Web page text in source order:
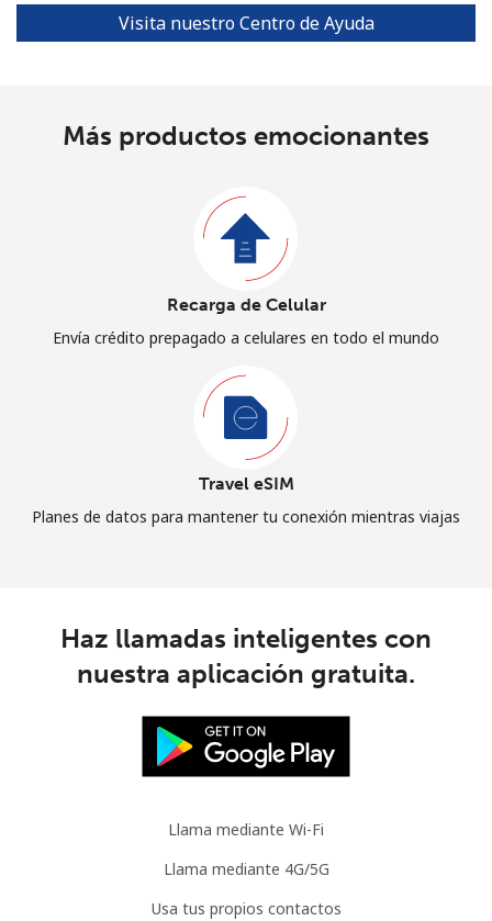
Visita nuestro Centro de Ayuda
Más productos emocionantes
Recarga de Celular
Envía crédito prepagado a celulares en todo el mundo
Travel eSIM
Planes de datos para mantener tu conexión mientras viajas
Haz llamadas inteligentes con
nuestra aplicación gratuita.
Llama mediante Wi-Fi
Llama mediante 4G/5G
Usa tus propios contactos